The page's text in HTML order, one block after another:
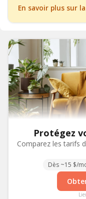
En savoir plus sur
Protégez
Comparez les tarifs
Dès ~15 $/